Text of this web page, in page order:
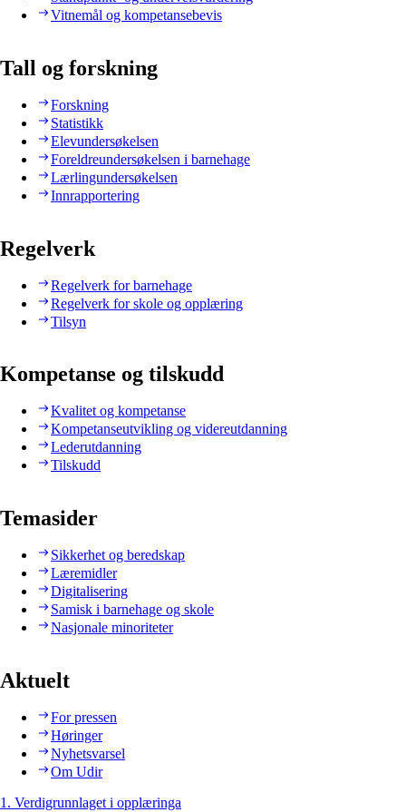
Vitnemål og kompetansebevis
Tall og forskning
Forskning
Statistikk
Elevundersøkelsen
Foreldreundersøkelsen i barnehage
Lærlingundersøkelsen
Innrapportering
Regelverk
Regelverk for barnehage
Regelverk for skole og opplæring
Tilsyn
Kompetanse og tilskudd
Kvalitet og kompetanse
Kompetanseutvikling og videreutdanning
Lederutdanning
Tilskudd
Temasider
Sikkerhet og beredskap
Læremidler
Digitalisering
Samisk i barnehage og skole
Nasjonale minoriteter
Aktuelt
For pressen
Høringer
Nyhetsvarsel
Om Udir
1. Verdigrunnlaget i opplæringa